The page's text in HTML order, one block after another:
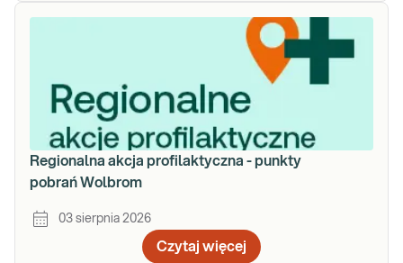
Regionalna akcja profilaktyczna - punkty
pobrań Wolbrom
03 sierpnia 2026
Czytaj więcej